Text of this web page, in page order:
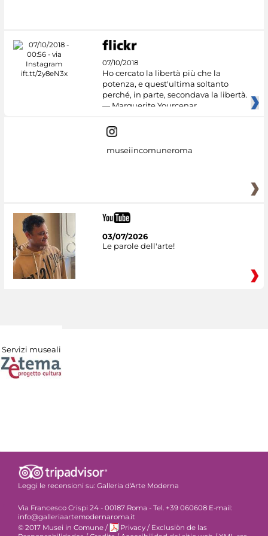
07/10/2018
Ho cercato la libertà più che la
potenza, e quest'ultima soltanto
perché, in parte, secondava la libertà.
— Marguerite Yourcenar
museiincomuneroma
03/07/2026
Le parole dell'arte!
Servizi museali
Leggi le recensioni su: Galleria d'Arte Moderna
Via Francesco Crispi 24 - 00187 Roma - Tel. +39 060608 E-mail:
info@galleriaartemodernaroma.it
© 2017 Musei in Comune / Privacy / Exclusiòn de las